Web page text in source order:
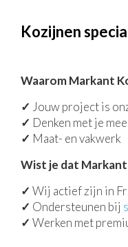
website
Kozijnen
Waarom Markant
✓ Jouw project is
✓ Denken met je
✓ Maat- en vakwerk
Wist je dat
✓ Wij actief zijn in
✓ Ondersteunen bij
✓ Werken met